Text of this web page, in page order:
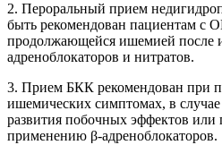
2. Пероральный прием
быть рекомендован пациентам с
продолжающейся ишемией после
адреноблокаторов и нитратов.
3. Прием БКК рекомендован при
ишемических симптомах, в
развития побочных эффектов или
применению β-адреноблокаторов.